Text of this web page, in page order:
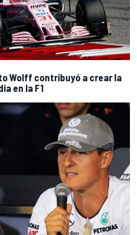
Wolff contribuyó a crear la
en la F1